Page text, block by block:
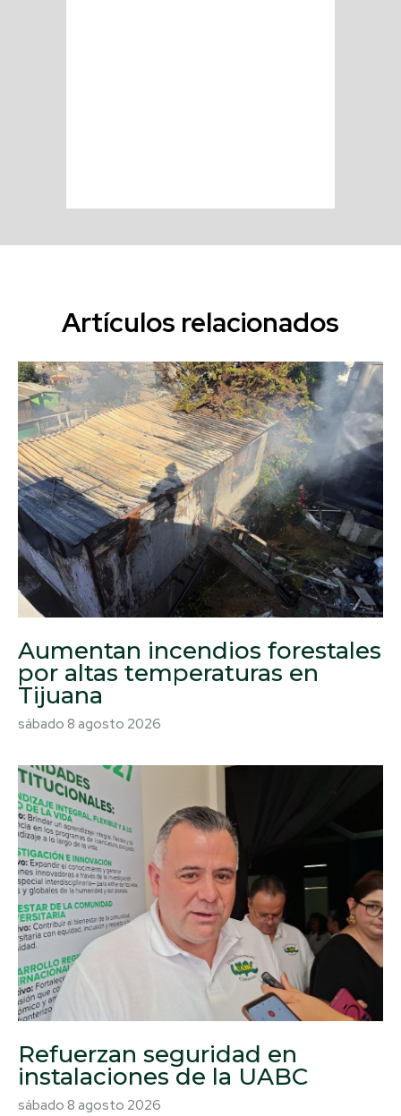
Artículos relacionados
Aumentan incendios forestales
por altas temperaturas en
Tijuana
sábado 8 agosto 2026
Refuerzan seguridad en
instalaciones de la UABC
sábado 8 agosto 2026